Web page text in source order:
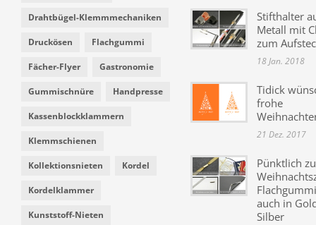
Drahtbügel-Klemmmechaniken
Druckösen Flachgummi
Fächer-Flyer Gastronomie
Gummischnüre Handpresse
Kassenblockklammern
Klemmschienen
Kollektionsnieten Kordel
Kordelklammer
Kunststoff-Nieten
Stifthalter
Metall mit
zum
18 Jan. 2018
Tidick
frohe
21 Dez. 2017
Pünktlich
auch in
Silber